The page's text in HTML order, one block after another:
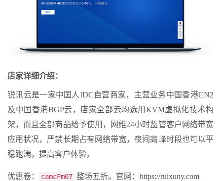
店家详细介绍：
锐讯云是一家中国人IDC自营商家，主营业务中国香港CN2
及中国香港BGP云，店家全部云均选用KVM虚拟化技术构
架，而且全部商品给予使用，网维24小时监管客户网络带宽
应用状况，严禁长期占有网络带宽，夜间高峰时段也可以平
稳跑满，提高客户体验。
优惠卷： camcFm07 整场五折。官网：https://ruixuny.com